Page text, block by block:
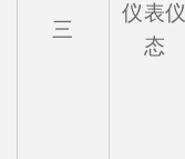
三
仪表仪
态